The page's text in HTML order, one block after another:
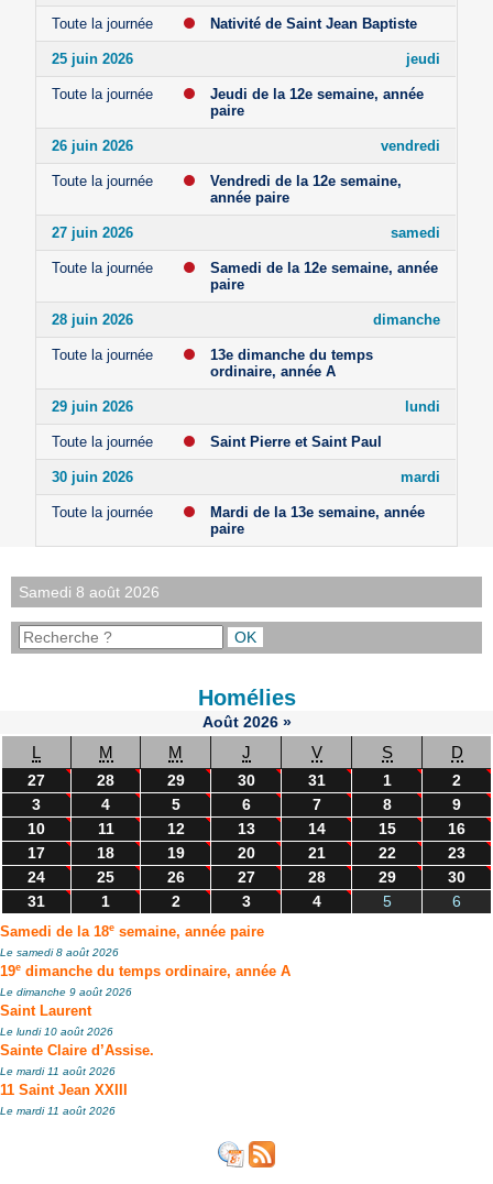
Toute la journée Nativité de Saint Jean Baptiste
25 juin 2026 jeudi
Toute la journée
Jeudi de la 12e semaine, année
paire
26 juin 2026 vendredi
Toute la journée
Vendredi de la 12e semaine,
année paire
27 juin 2026 samedi
Toute la journée
Samedi de la 12e semaine, année
paire
28 juin 2026 dimanche
Toute la journée
13e dimanche du temps
ordinaire, année A
29 juin 2026 lundi
Toute la journée Saint Pierre et Saint Paul
30 juin 2026 mardi
Toute la journée
Mardi de la 13e semaine, année
paire
Samedi 8 août 2026
Homélies
Août 2026 »
L M M J V S D
27 28 29 30 31 1
2
3
4 5 6 7 8
9
10
11 12 13 14 15
16
17
18 19 20 21 22
23
24
25 26 27 28 29
30
31
1 2 3 4 5 6
Samedi de la 18e semaine, année paire
Le samedi 8 août 2026
19e dimanche du temps ordinaire, année A
Le dimanche 9 août 2026
Saint Laurent
Le lundi 10 août 2026
Sainte Claire d’Assise.
Le mardi 11 août 2026
11 Saint Jean XXIII
Le mardi 11 août 2026